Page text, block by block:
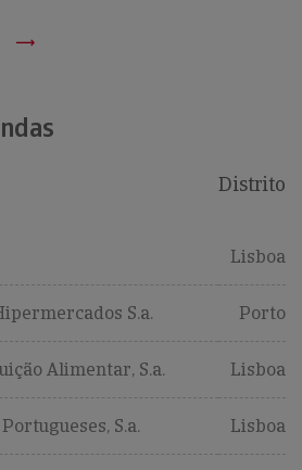
Distrito
Lisboa
S.a. Porto
Alimentar, S.a. Lisboa
S.a. Lisboa